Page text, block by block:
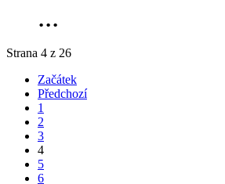
...
Strana 4 z 26
Začátek
Předchozí
1
2
3
4
5
6